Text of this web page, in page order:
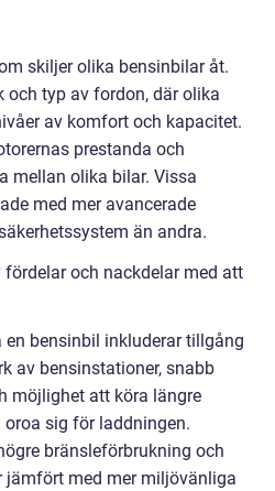
skiljer olika bensinbilar åt.
och typ av fordon, där olika
av komfort och kapacitet.
prestanda och
mellan olika bilar. Vissa
med mer avancerade
än andra.
och nackdelar med att
en bensinbil inkluderar tillgång
av bensinstationer, snabb
möjlighet att köra längre
sig för laddningen.
bränsleförbrukning och
jämfört med mer miljövänliga